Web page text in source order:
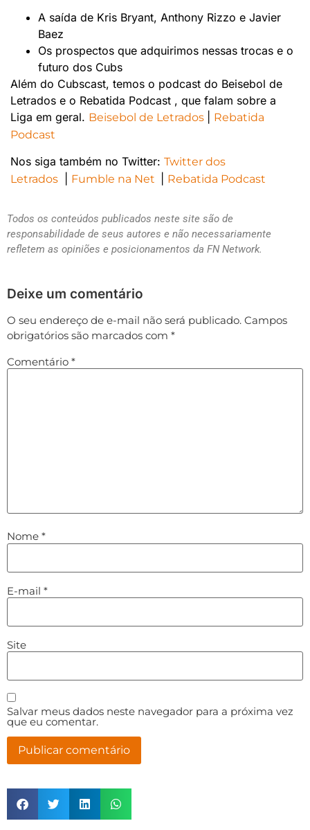
A saída de Kris Bryant, Anthony Rizzo e Javier
Baez
Os prospectos que adquirimos nessas trocas e o
futuro dos Cubs
Além do Cubscast, temos o podcast do Beisebol de
Letrados e o Rebatida Podcast , que falam sobre a
Liga em geral. Beisebol de Letrados
Rebatida
Podcast
Nos siga também no Twitter: Twitter dos
Letrados
Fumble na Net Rebatida Podcast
Todos os conteúdos publicados neste site são de
responsabilidade de seus autores e não necessariamente
refletem as opiniões e posicionamentos da FN Network.
Deixe um comentário
O seu endereço de e-mail não será publicado. Campos
obrigatórios são marcados com *
Comentário *
Nome *
E-mail *
Site
Salvar meus dados neste navegador para a próxima vez
que eu comentar.